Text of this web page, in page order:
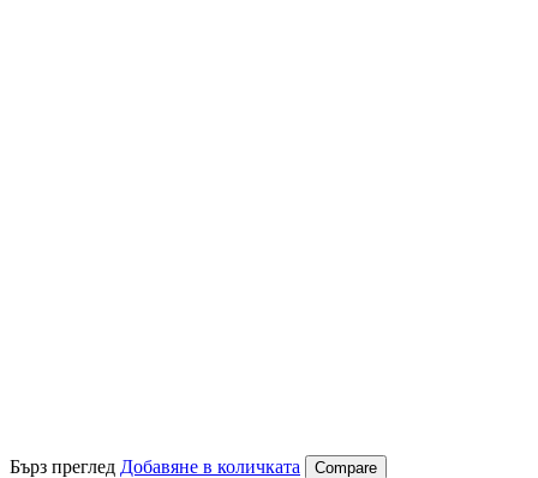
Бърз преглед Добавяне в количката Compare